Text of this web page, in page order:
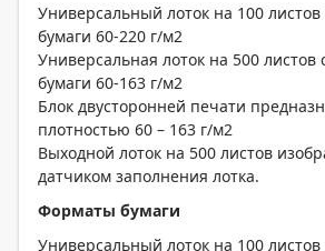
Универсальный лоток на 100
бумаги 60-220 г/м2
Универсальная лоток на 500 листов
бумаги 60-163 г/м2
Блок двусторонней печати
плотностью 60 – 163 г/м2
Выходной лоток на 500 листов
датчиком заполнения лотка.
Форматы бумаги
Универсальный лоток на 100